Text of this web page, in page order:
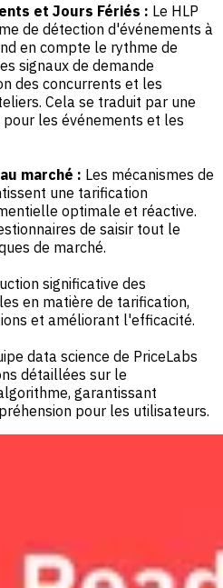
et Jours Fériés : Le HLP
de détection d'événements à
en compte le rythme de
signaux de demande
des concurrents et les
Cela se traduit par une
les événements et les
marché : Les mécanismes de
une tarification
optimale et réactive.
de saisir tout le
de marché.
significative des
en matière de tarification,
et améliorant l'efficacité.
data science de PriceLabs
détaillées sur le
garantissant
pour les utilisateurs.